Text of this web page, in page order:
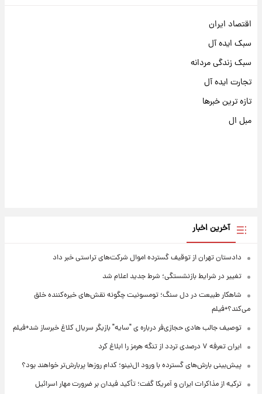
اقتصاد ایران
سبک ایده آل
سبک زندگی مردانه
تجارت ایده آل
تازه ترین خبرها
مبل ال
آخرین اخبار
دادستان تهران از توقیف گسترده اموال شرکت‌های تراستی خبر داد
تغییر در شرایط بازنشستگی؛ شرط جدید اعلام شد
شاهکار طبیعت در دل سنگ؛ تومسونیت چگونه نقش‌های خیره‌کننده خلق
می‌کند؟+فیلم
توصیف جالب هادی حجازی‌فر درباره ی "سایه" بازیگر سریال کلاغ خبرساز شد+فیلم
ایران تعرفه ۷ درصدی تردد از تنگه هرمز را ابلاغ کرد
پیش‌بینی بارش‌های گسترده با ورود ال‌نینو؛ کدام روزها پربارش‌تر خواهند بود؟
ترکیه از مذاکرات ایران و آمریکا گفت؛ تأکید فیدان بر ضرورت مهار اسرائیل